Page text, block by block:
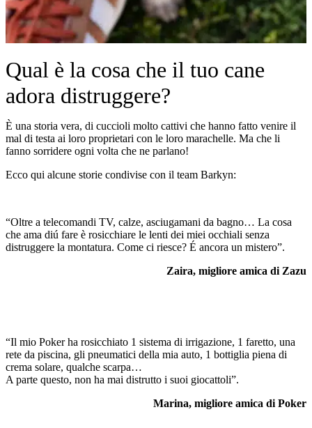
Qual è la cosa che il tuo cane
adora distruggere?
È una storia vera, di cuccioli molto cattivi che hanno fatto venire il
mal di testa ai loro proprietari con le loro marachelle. Ma che li
fanno sorridere ogni volta che ne parlano!
Ecco qui alcune storie condivise con il team Barkyn:
“Oltre a telecomandi TV, calze, asciugamani da bagno… La cosa
che ama diú fare è rosicchiare le lenti dei miei occhiali senza
distruggere la montatura. Come ci riesce? É ancora un mistero”.
Zaira, migliore amica di Zazu
“Il mio Poker ha rosicchiato 1 sistema di irrigazione, 1 faretto, una
rete da piscina, gli pneumatici della mia auto, 1 bottiglia piena di
crema solare, qualche scarpa…
A parte questo, non ha mai distrutto i suoi giocattoli”.
Marina, migliore amica di Poker